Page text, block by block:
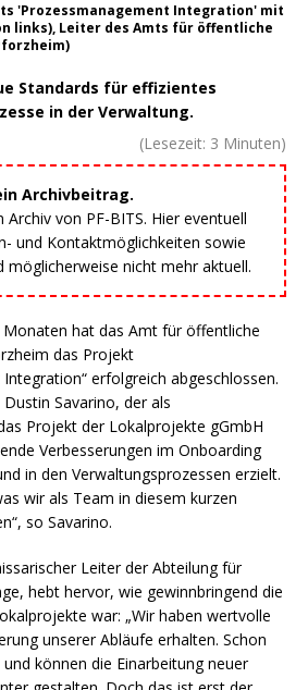
'Prozessmanagement Integration' mit
links), Leiter des Amts für öffentliche
Standards für effizientes
in der Verwaltung.
(Lesezeit: 3 Minuten)
Archivbeitrag.
von PF-BITS. Hier eventuell
und Kontaktmöglichkeiten sowie
möglicherweise nicht mehr aktuell.
Monaten hat das Amt für öffentliche
das Projekt
erfolgreich abgeschlossen.
Savarino, der als
Projekt der Lokalprojekte gGmbH
Verbesserungen im Onboarding
in den Verwaltungsprozessen erzielt.
wir als Team in diesem kurzen
so Savarino.
Leiter der Abteilung für
hebt hervor, wie gewinnbringend die
war: „Wir haben wertvolle
unserer Abläufe erhalten. Schon
können die Einarbeitung neuer